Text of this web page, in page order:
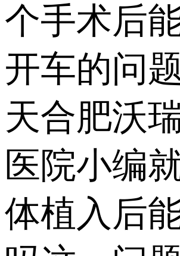
个手术后
开车的问
天合肥沃
医院小编
体植入后